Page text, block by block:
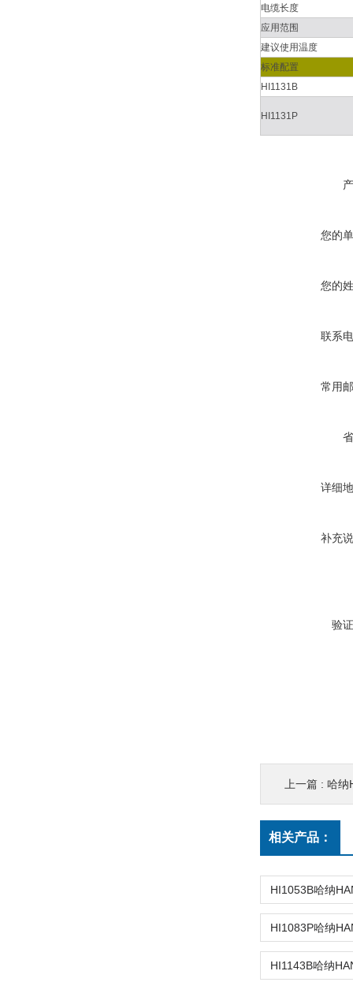
电缆长度
应用范围
建议使用温度
标准配置
HI1131B
HI1131P
您的
您的
联系
常用
详细
补充
验
上一篇 : 哈纳
相关产品：